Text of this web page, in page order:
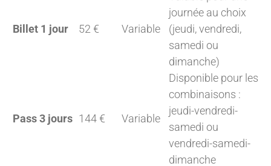
Billet 1 jour 52 € Variable
journée au choix
(jeudi, vendredi,
samedi ou
dimanche)
Pass 3 jours 144 € Variable
Disponible pour les
combinaisons :
jeudi-vendredi-
samedi ou
vendredi-samedi-
dimanche